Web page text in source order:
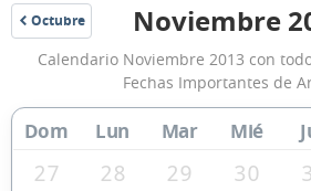
Octubre
2013
2013
de
Noviembre
Calendario Noviembre 2013 con
Fechas Importantes de
Dom Lun Mar Mié
27 28 29 30